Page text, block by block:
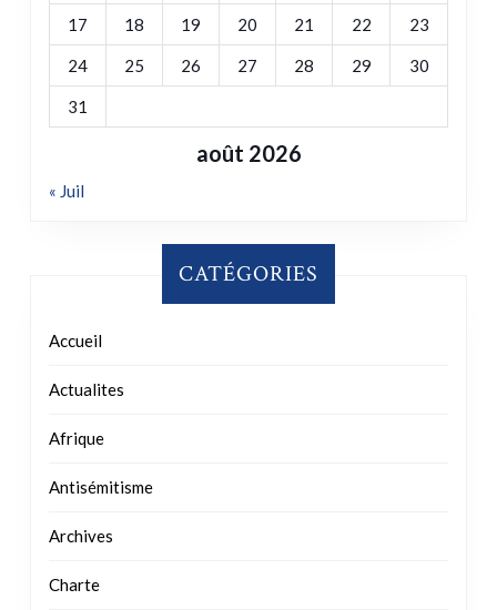
août 2026
17 18 19 20 21 22 23
24 25 26 27 28 29 30
31
« Juil
CATÉGORIES
Accueil
Actualites
Afrique
Antisémitisme
Archives
Charte